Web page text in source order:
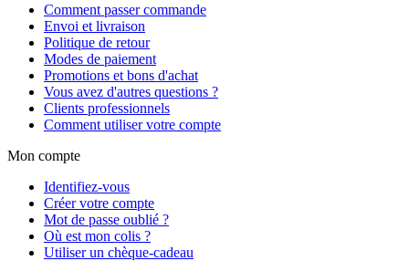
Comment passer commande
Envoi et livraison
Politique de retour
Modes de paiement
Promotions et bons d'achat
Vous avez d'autres questions ?
Clients professionnels
Comment utiliser votre compte
Mon compte
Identifiez-vous
Créer votre compte
Mot de passe oublié ?
Où est mon colis ?
Utiliser un chèque-cadeau